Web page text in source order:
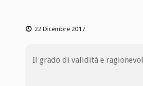
22 Dicembre 2017
Il grado di validità e